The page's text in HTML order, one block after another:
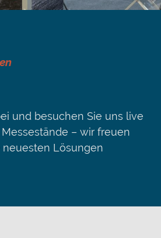
und besuchen Sie uns live
– wir freuen
neuesten Lösungen